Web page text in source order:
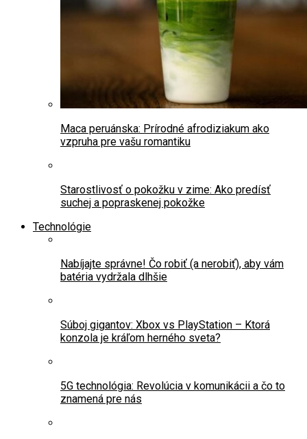
Maca peruánska: Prírodné afrodiziakum ako
vzpruha pre vašu romantiku
Starostlivosť o pokožku v zime: Ako predísť
suchej a popraskenej pokožke
Technológie
Nabíjajte správne! Čo robiť (a nerobiť), aby vám
batéria vydržala dlhšie
Súboj gigantov: Xbox vs PlayStation – Ktorá
konzola je kráľom herného sveta?
5G technológia: Revolúcia v komunikácii a čo to
znamená pre nás